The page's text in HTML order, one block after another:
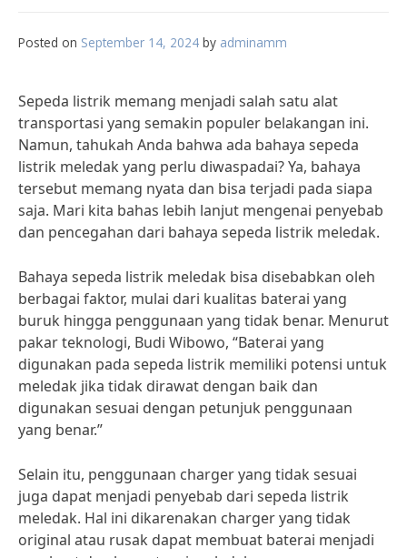
Posted on September 14, 2024 by adminamm
Sepeda listrik memang menjadi salah satu alat
transportasi yang semakin populer belakangan ini.
Namun, tahukah Anda bahwa ada bahaya sepeda
listrik meledak yang perlu diwaspadai? Ya, bahaya
tersebut memang nyata dan bisa terjadi pada siapa
saja. Mari kita bahas lebih lanjut mengenai penyebab
dan pencegahan dari bahaya sepeda listrik meledak.
Bahaya sepeda listrik meledak bisa disebabkan oleh
berbagai faktor, mulai dari kualitas baterai yang
buruk hingga penggunaan yang tidak benar. Menurut
pakar teknologi, Budi Wibowo, “Baterai yang
digunakan pada sepeda listrik memiliki potensi untuk
meledak jika tidak dirawat dengan baik dan
digunakan sesuai dengan petunjuk penggunaan
yang benar.”
Selain itu, penggunaan charger yang tidak sesuai
juga dapat menjadi penyebab dari sepeda listrik
meledak. Hal ini dikarenakan charger yang tidak
original atau rusak dapat membuat baterai menjadi